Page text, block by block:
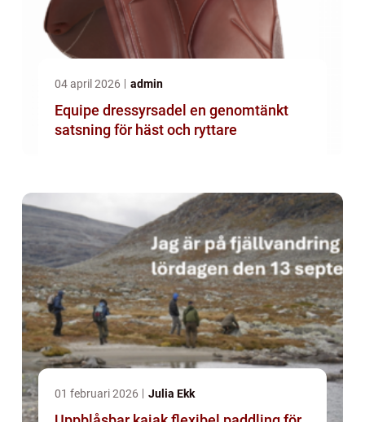
04 april 2026 admin
Equipe dressyrsadel en genomtänkt
satsning för häst och ryttare
01 februari 2026 Julia Ekk